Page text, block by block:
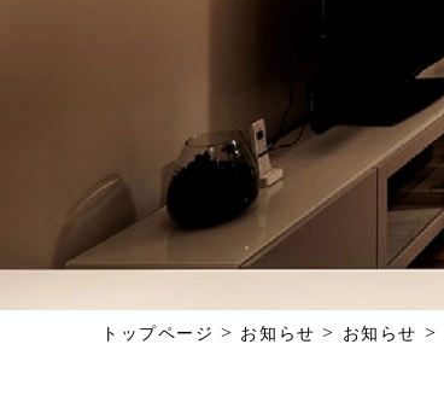
トップページ > お知らせ > お知らせ >